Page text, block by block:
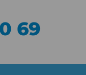
69